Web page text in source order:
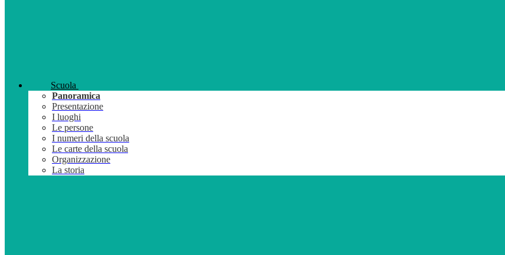
Scuola
Panoramica
Presentazione
I luoghi
Le persone
I numeri della scuola
Le carte della scuola
Organizzazione
La storia